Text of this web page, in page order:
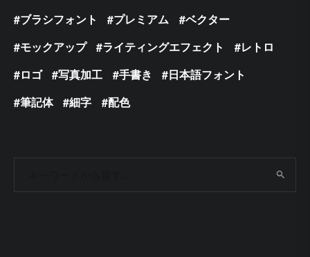
ブラシフォント
プレミアム
ベクター
モックアップ
ライティングエフェクト
レトロ
ロゴ
写真加工 手書き
日本語フォント
筆記体
細字 配色